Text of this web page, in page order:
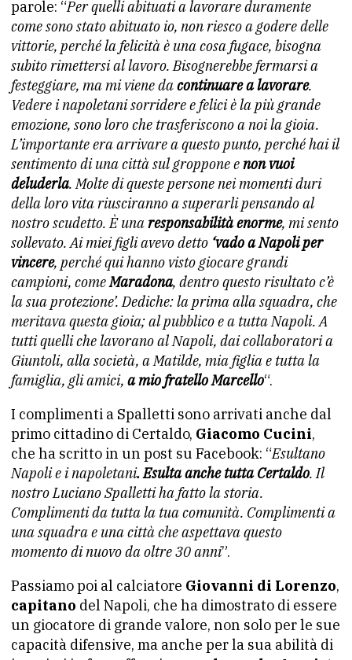
parole: “Per quelli abituati a lavorare duramente
come sono stato abituato io, non riesco a godere delle
vittorie, perché la felicità è una cosa fugace, bisogna
subito rimettersi al lavoro. Bisognerebbe fermarsi a
festeggiare, ma mi viene dacontinuare a lavorare.
Vedere i napoletani sorridere e felici è la più grande
emozione, sono loro che trasferiscono a noi la gioia.
L’importante era arrivare a questo punto, perché hai il
sentimento di una città sul groppone enon vuoi
deluderla. Molte di queste persone nei momenti duri
della loro vita riusciranno a superarli pensando al
nostro scudetto. È unaresponsabilità enorme, mi sento
sollevato. Ai miei figli avevo detto ‘vado a Napoli per
vincere, perché qui hanno visto giocare grandi
campioni, comeMaradona, dentro questo risultato c’è
la sua protezione’. Dediche: la prima alla squadra, che
meritava questa gioia; al pubblico e a tutta Napoli. A
tutti quelli che lavorano al Napoli, dai collaboratori a
Giuntoli, alla società, a Matilde, mia figlia e tutta la
famiglia, gli amici, a mio fratello Marcello“.
I complimenti a Spalletti sono arrivati anche dal
primo cittadino di Certaldo, Giacomo Cucini,
che ha scritto in un post su Facebook: “Esultano
Napoli e i napoletani. Esulta anche tutta Certaldo.Il
nostro Luciano Spalletti ha fatto la storia.
Complimenti da tutta la tua comunità. Complimenti a
una squadra e una città che aspettava questo
momento di nuovo da oltre 30 anni”.
Passiamo poi al calciatore Giovanni di Lorenzo,
capitano del Napoli, che ha dimostrato di essere
un giocatore di grande valore, non solo per le sue
capacità difensive, ma anche per la sua abilità di